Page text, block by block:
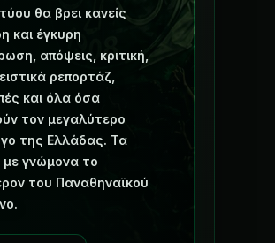
θα βρει κανείς
και έγκυρη
απόψεις, κριτική,
ρεπορτάζ,
και όλα όσα
τον μεγαλύτερο
της Ελλάδας. Τα
με γνώμονα το
του Παναθηναϊκού